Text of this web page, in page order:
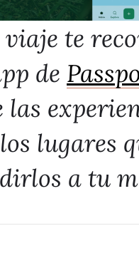
te
de
lugares
a tu